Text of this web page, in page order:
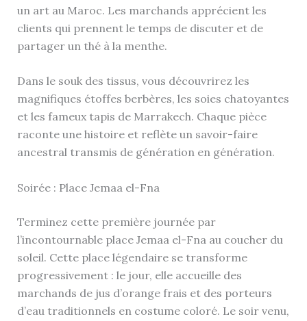
un art au Maroc. Les marchands apprécient les
clients qui prennent le temps de discuter et de
partager un thé à la menthe.
Dans le souk des tissus, vous découvrirez les
magnifiques étoffes berbères, les soies chatoyantes
et les fameux tapis de Marrakech. Chaque pièce
raconte une histoire et reflète un savoir-faire
ancestral transmis de génération en génération.
Soirée : Place Jemaa el-Fna
Terminez cette première journée par
l’incontournable place Jemaa el-Fna au coucher du
soleil. Cette place légendaire se transforme
progressivement : le jour, elle accueille des
marchands de jus d’orange frais et des porteurs
d’eau traditionnels en costume coloré. Le soir venu,